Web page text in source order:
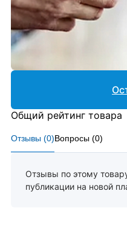
Отзывы (0)Вопросы (0)
Отзывы по этому
публикации на новой
Общий рейтинг товара